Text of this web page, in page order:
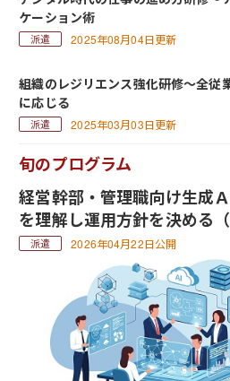
ケーション術
2025年08月04日更新
組織のレジリエンス強化研修～全従
に応じる
2025年03月03日更新
旬のプログラム
経営幹部・管理職向け生成
を理解し運用方針を決める（
2026年04月22日公開